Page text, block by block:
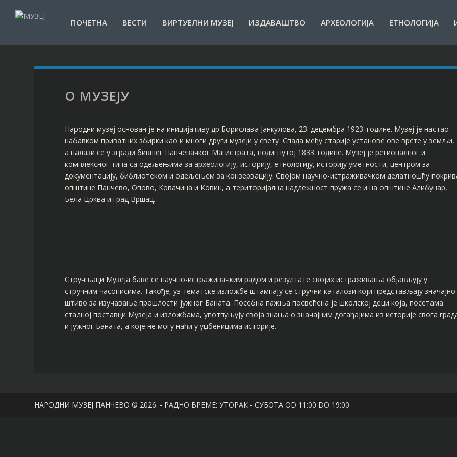
ПОЧЕТНА ВЕСТИ ВИРТУЕЛНИ МУЗЕЈ ИЗДАВАШТВО АРХЕОЛОГИЈА ЕТНОЛОГИЈА
О МУЗЕЈУ
Народни музеј основан је на иницијативу др Борислава Јанкулова, 23. децембра 1923. године. Музеј је настао
набавком приватних збирки као и многи други музеји у свету. Спада међу старије установе ове врсте у земљи,
а налази се у згради бившег Панчевачког Магистрата, подигнутој 1833. године. Музеј је регионалног и
комплексног типа са одељењима за археологију, историју, етнологију, историју уметности, центром за
документацију, библиотеком и одељењем за конзервацију. Својом научно-истраживачком делатношћу
општине Панчево, Опово, Ковачица и Ковин, а територијална надлежност пружа се и на општине Алибунар,
Бела Црква и град Вршац.
Стручњаци Музеја баве се научно-истраживачким радом и резултате својих истраживања објављују у
стручним часописима. Такође, уз тематске изложбе штампају се стручни каталози који представљају значајно
штиво за изучавање прошлости jужног Баната. Посебна пажња посвећена је школској деци која, посетама
сталној поставци Музеја и изложбама, употпуњују своја знања о значајним догађајима из историје свога
и jужног Баната, а које не могу наћи у уџбеницима историје.
НАРОДНИ МУЗЕЈ ПАНЧЕВО © 2026. - РАДНО ВРЕМЕ: УТОРАК - СУБОТА OD 11:00 DO 19:00